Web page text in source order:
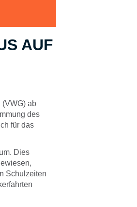
AUF
(VWG) ab
des
für das
Dies
Schulzeiten